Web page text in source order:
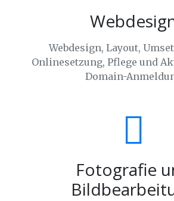
Webdesign, Layout,
Onlinesetzung, Pflege und
Domain-
Fotografie